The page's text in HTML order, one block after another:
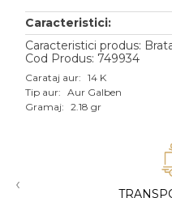
Aur alb
Aur roz
Aur mixt
18K
Caracteristici:
Caracteristici produs:
Cod Produs: 749934
Carataj aur: 14 K
Tip aur: Aur Galben
Gramaj: 2.18 gr
‹